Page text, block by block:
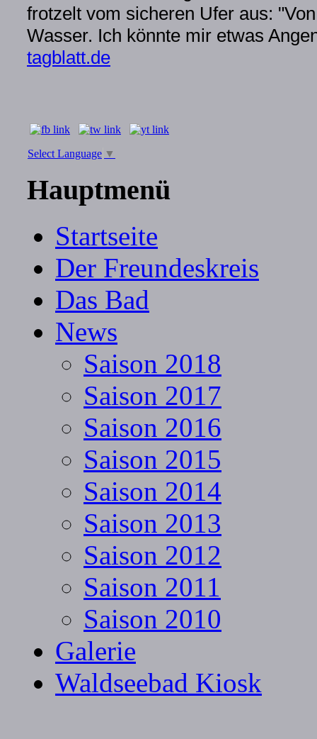
frotzelt vom sicheren Ufer aus:
Wasser. Ich könnte mir etwas
tagblatt.de
Select Language ▼
Hauptmenü
Startseite
Der Freundeskreis
Das Bad
News
Saison 2018
Saison 2017
Saison 2016
Saison 2015
Saison 2014
Saison 2013
Saison 2012
Saison 2011
Saison 2010
Galerie
Waldseebad Kiosk